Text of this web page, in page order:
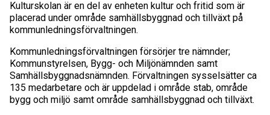
Kulturskolan är en del av enheten kultur och fritid som är
placerad under område samhällsbyggnad och tillväxt på
kommunledningsförvaltningen.
Kommunledningsförvaltningen försörjer tre nämnder;
Kommunstyrelsen, Bygg- och Miljönämnden samt
Samhällsbyggnadsnämnden. Förvaltningen sysselsätter ca
135 medarbetare och är uppdelad i område stab, område
bygg och miljö samt område samhällsbyggnad och tillväxt.